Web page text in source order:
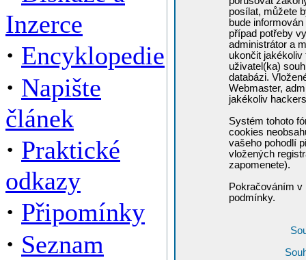
Inzerce
· Encyklopedie
· Napište
článek
· Praktické
odkazy
· Připomínky
· Seznam
posílat, můžete
bude
případ potřeby
administrátor a
ukončit
uživatel(ka)
databázi.
Webmaster,
jakékoliv
Systém tohoto
cookies
vašeho pohodlí
vložených
zapomenete).
Pokračováním v
podmínky.